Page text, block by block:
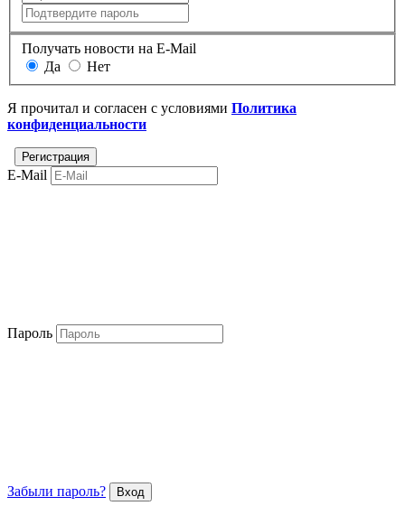
Получать новости на E-Mail
Да
Нет
Я прочитал и согласен с условиями Политика
конфиденциальности
E-Mail
Пароль
Забыли пароль?